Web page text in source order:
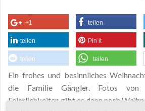
+1 teilen
teilen Pin it
teilen teilen
Ein frohes und besinnliches
die Familie Gängler. Fotos von
Feierlichkeiten gibt es dann nach